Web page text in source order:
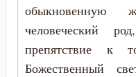
Память
Печаль
обыкновенную
человеческий
препятствие к
Божественный